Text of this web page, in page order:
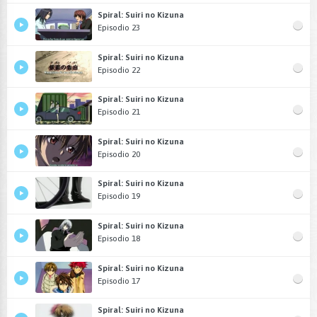
Spiral: Suiri no Kizuna
Episodio 23
Spiral: Suiri no Kizuna
Episodio 22
Spiral: Suiri no Kizuna
Episodio 21
Spiral: Suiri no Kizuna
Episodio 20
Spiral: Suiri no Kizuna
Episodio 19
Spiral: Suiri no Kizuna
Episodio 18
Spiral: Suiri no Kizuna
Episodio 17
Spiral: Suiri no Kizuna